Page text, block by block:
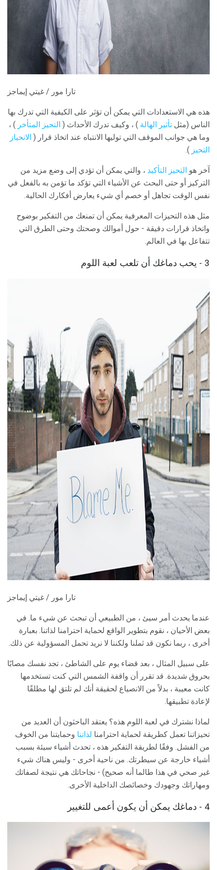
تارا مور / غيتي إيماجز
هذه هي الاستعدادات التي يمكن أن تؤثر على الكيفية التي تدرك بها
الناس (مثل تأثير الهالة ) ، وكيف تدرك الأحداث ( التحيز المتأخر ) ،
وما هي جوانب الموقف التي توليها الانتباه عند اتخاذ قرار ( الانحياز
التحيز ).
آخر هو التحيز التأكيد ، والتي يمكن أن تؤدي إلى وضع مزيد من
التركيز أو حتى البحث عن الأشياء التي تؤكد ما تؤمن به بالفعل في
نفس الوقت تجاهل أو خصم أي شيء يعارض أفكارك الحالية.
مثل هذه التحيزات المعرفية يمكن أن تمنعك من التفكير بوضوح
واتخاذ قرارات دقيقة - حول أموالك وصحتك وحتى الطرق التي
تتفاعل بها في العالم.
3 - يحب دماغك أن تلعب لعبة اللوم
ad
تارا مور / غيتي إيماجز
عندما يحدث أمر سيئ ، من الطبيعي أن تبحث عن شيء ما. في
بعض الأحيان ، نقوم بتطوير الواقع لحماية احترامنا لذاتنا. بعبارة
أخرى ، ربما نكون قد ثملنا ولكننا لا نريد تحمل المسؤولية عن ذلك.
على سبيل المثال ، بعد قضاء يوم على الشاطئ ، تجد نفسك مصابًا
بحروق شديدة. قد تقرر أن واقفة الشمس التي كنت تستخدمها
كانت معيبة ، بدلاً من الانصياع لحقيقة أنك لم تلتق لها مطلقًا
لإعادة تطبيقها.
لماذا نشترك في لعبة اللوم هذه؟ يعتقد الباحثون أن العديد من
تحيزاتنا تعمل كطريقة لحماية احترامنا لذاتنا وحمايتنا من الخوف
من الفشل. وفقًا لطريقة التفكير هذه ، تحدث أشياء سيئة بسبب
أشياء خارجة عن سيطرتك. من ناحية أخرى - وليس هناك شيء
غير صحي في هذا طالما أنه صحيح) - نجاحاتك هي نتيجة لصفاتك
ومهاراتك وجهودك وخصائصك الداخلية الأخرى.
4 - دماغك يمكن أن يكون أعمى للتغيير